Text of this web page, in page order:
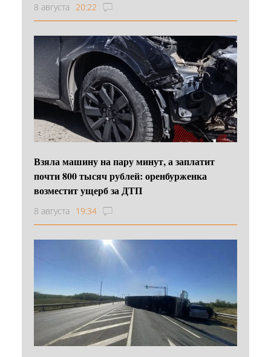
8 августа 20:22
Взяла машину на пару минут, а заплатит
почти 800 тысяч рублей: оренбурженка
возместит ущерб за ДТП
8 августа 19:34